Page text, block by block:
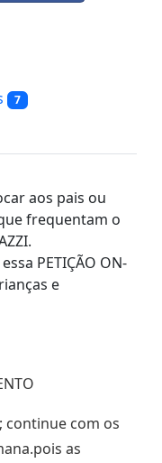
7
aos pais ou
frequentam o
PETIÇÃO ON-
e
com os
as